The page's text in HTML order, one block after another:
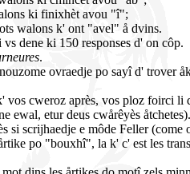
ki finixhèt avou "î";
walons k' ont "avel" å dvins.
dene ki 150 responses d' on côp.
.
ovraedje po sayî d' trover
cweroz après, vos ploz foirci li
ewal, etur deus cwårêyès åtchetes).
scrijhaedje e môde Feller
po "bouxhî", la k' c' est les